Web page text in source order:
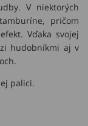
V niektorých
pričom
Vďaka svojej
hudobníkmi aj v
palici.